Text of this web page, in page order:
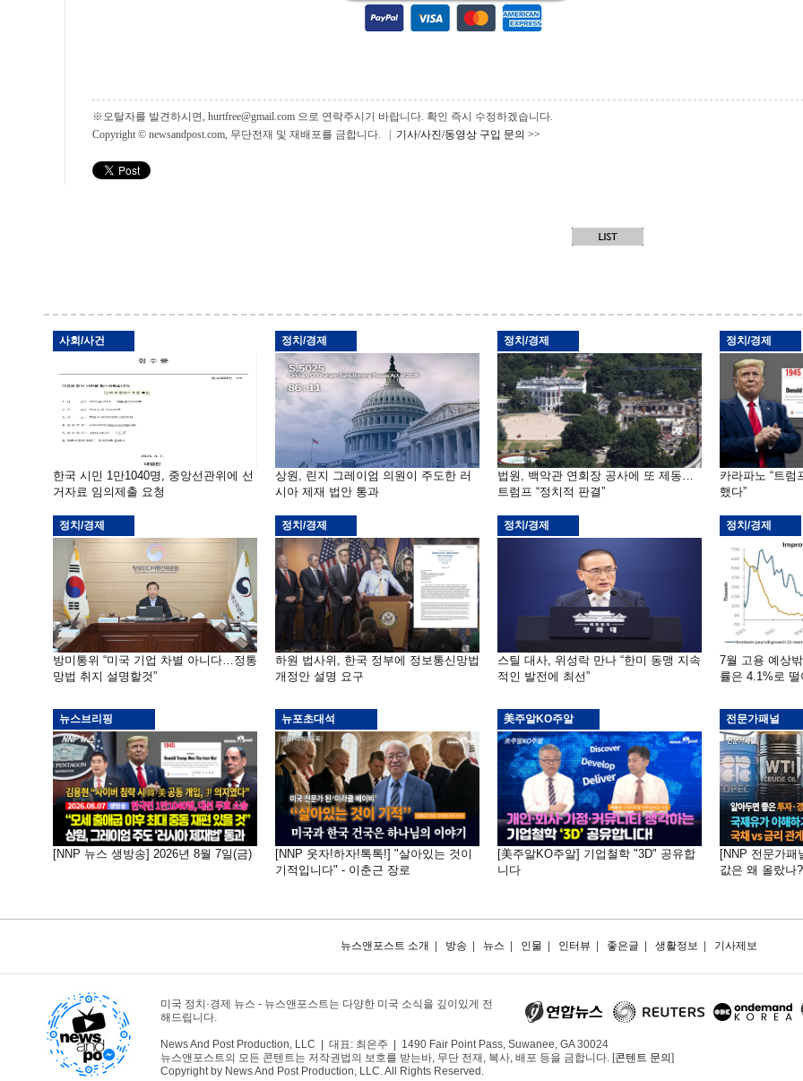
※오탈자를 발견하시면, hurtfree@gmail.com 으로 연락주시기 바랍니다. 확인 즉시 수정하겠습니다.
Copyright © newsandpost.com, 무단전재 및 재배포를 금합니다. | 기사/사진/동영상 구입 문의 >>
사회/사건
한국 시민 1만1040명, 중앙선관위에 선
거자료 임의제출 요청
정치/경제
상원, 린지 그레이엄 의원이 주도한 러
시아 제재 법안 통과
정치/경제
법원, 백악관 연회장 공사에 또 제동…
트럼프 “정치적 판결”
정치/경제
카라파노 “트럼
했다”
정치/경제
방미통위 “미국 기업 차별 아니다…정통
망법 취지 설명할것”
정치/경제
하원 법사위, 한국 정부에 정보통신망법
개정안 설명 요구
정치/경제
스틸 대사, 위성락 만나 “한미 동맹 지속
적인 발전에 최선”
정치/경제
7월 고용 예상
률은 4.1%로 떨
뉴스브리핑
[NNP 뉴스 생방송] 2026년 8월 7일(금)
뉴포초대석
[NNP 웃자!하자!톡톡!] "살아있는 것이
기적입니다" - 이춘근 장로
美주알KO주알
[美주알KO주알] 기업철학 "3D" 공유합
니다
전문가패널
[NNP 전문가패
값은 왜 올랐
뉴스앤포스트 소개 방송 뉴스 인물 인터뷰 좋은글 생활정보 기사제보
미국 정치·경제 뉴스 - 뉴스앤포스트는 다양한 미국 소식을 깊이있게 전
해드립니다.
News And Post Production, LLC | 대표: 최은주 | 1490 Fair Point Pass, Suwanee, GA 30024
뉴스앤포스트의 모든 콘텐트는 저작권법의 보호를 받는바, 무단 전재, 복사, 배포 등을 금합니다. [콘텐트 문의 ]
Copyright by News And Post Production, LLC. All Rights Reserved.